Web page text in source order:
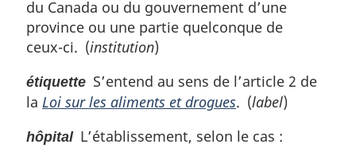
du Canada ou du gouvernement d’une
province ou une partie quelconque de
ceux-ci. (institution)
étiquette S’entend au sens de l’article 2 de
la Loi sur les aliments et drogues. (label)
hôpitalL’établissement, selon le cas :